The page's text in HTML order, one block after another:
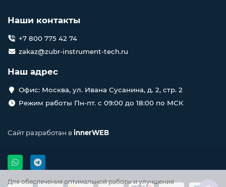
Для обеспечения оптимальной работы и улучшения
Наши контакты
+7 800 775 42 74
zakaz@zubr-instrument-tech.ru
Наш адрес
Офис: Москва, ул. Ивана Сусанина, д. 2, стр. 2
Режим работы Пн-пт. с 09:00 до 18:00 по МСК
Сайт разработан вinnerWEB